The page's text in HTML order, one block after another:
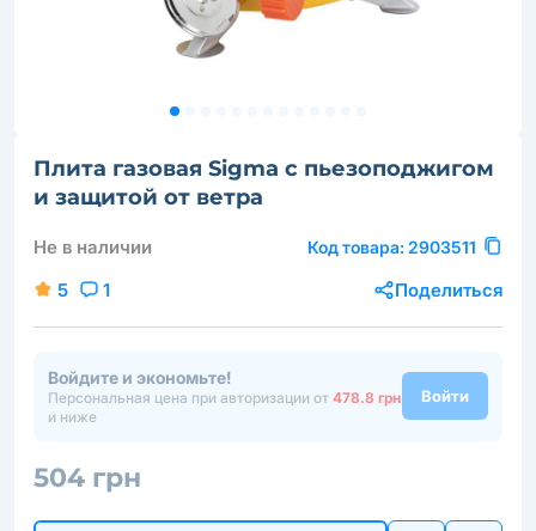
Плита газовая Sigma с пьезоподжигом
и защитой от ветра
Не в наличии Код товара: 2903511
5 1 Поделиться
Войдите и экономьте!
Персональная цена при авторизации от 478.8 грн
и ниже
Войти
504 грн